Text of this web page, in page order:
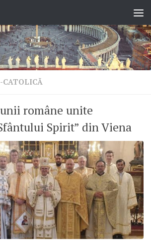
CATOLICĂ
române unite
Spirit” din Viena